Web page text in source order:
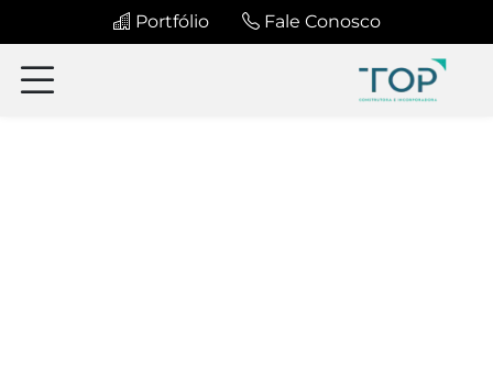
Portfólio Fale Conosco